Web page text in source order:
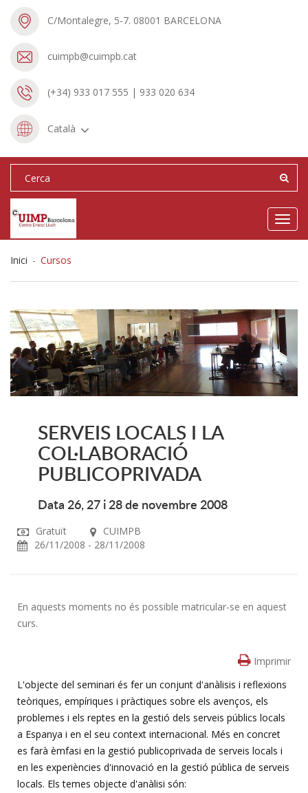
C/Montalegre, 5-7. 08001 BARCELONA
cuimpb@cuimpb.cat
(+34) 933 017 555 | 933 020 634
Català
Inici - Cursos
SERVEIS LOCALS I LA
COL·LABORACIÓ
PUBLICOPRIVADA
Data 26, 27 i 28 de novembre 2008
Gratuït
CUIMPB
26/11/2008 - 28/11/2008
En aquests moments no és possible matricular-se en aquest
curs.
Imprimir
L'objecte del seminari és fer un conjunt d'anàlisis i reflexions
teòriques, empíriques i pràctiques sobre els avenços, els
problemes i els reptes en la gestió dels serveis públics locals
a Espanya i en el seu context internacional. Més en concret
es farà èmfasi en la gestió publicoprivada de serveis locals i
en les experiències d'innovació en la gestió pública de serveis
locals. Els temes objecte d'anàlisi són: